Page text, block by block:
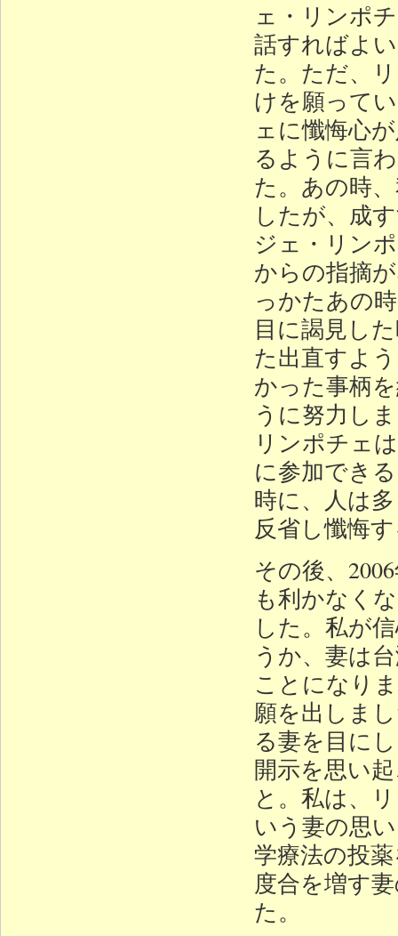
ェ・リンポ
話すればよ
た。ただ、
けを願って
ェに懺悔心
るように言
た。あの時
したが、成
ジェ・リン
からの指摘
っかたあの
目に謁見し
た出直すよ
かった事柄
うに努力し
リンポチェ
に参加でき
時に、人は
反省し懺悔
その後、
も利かなく
した。私が
うか、妻は
ことになり
願を出しま
る妻を目に
開示を思い
と。私は、
いう妻の思
学療法の投
度合を増す
た。